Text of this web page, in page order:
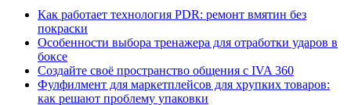
Как работает технология PDR: ремонт вмятин без
покраски
Особенности выбора тренажера для отработки ударов в
боксе
Создайте своё пространство общения с IVA 360
Фулфилмент для маркетплейсов для хрупких товаров:
как решают проблему упаковки